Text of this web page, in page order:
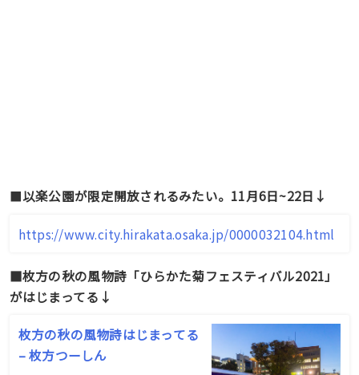
■以楽公園が限定開放されるみたい。11月6日~22日↓
https://www.city.hirakata.osaka.jp/0000032104.html
■枚方の秋の風物詩「ひらかた菊フェスティバル2021」
がはじまってる↓
枚方の秋の風物詩はじまってる
– 枚方つーしん